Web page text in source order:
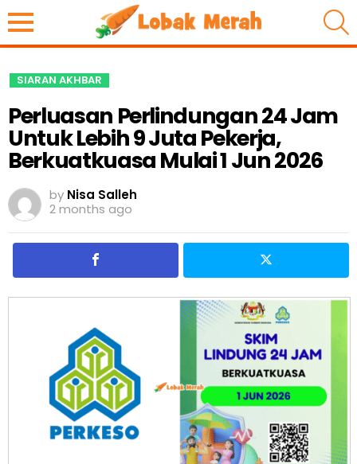
SIARAN AKHBAR
Perluasan Perlindungan 24 Jam
Untuk Lebih 9 Juta Pekerja,
Berkuatkuasa Mulai 1 Jun 2026
by Nisa Salleh
2 months ago